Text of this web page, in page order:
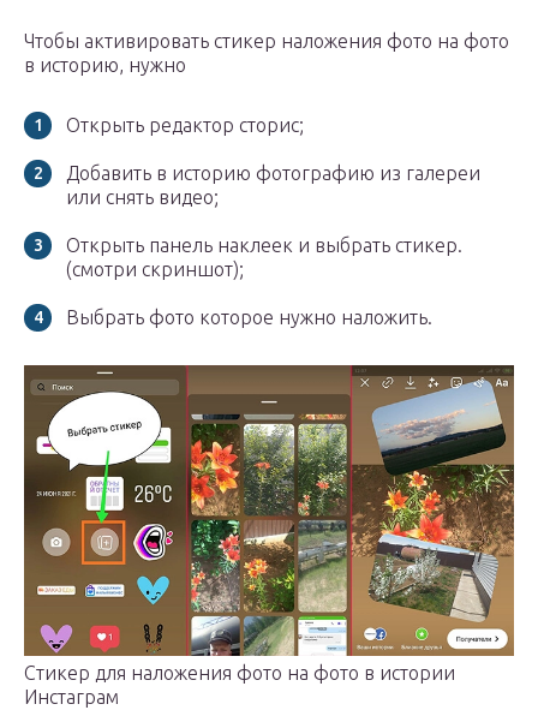
Чтобы активировать стикер наложения фото на фото
в историю, нужно
Открыть редактор сторис;
Добавить в историю фотографию из галереи
или снять видео;
Открыть панель наклеек и выбрать стикер.
(смотри скриншот);
Выбрать фото которое нужно наложить.
Стикер для наложения фото на фото в истории
Инстаграм